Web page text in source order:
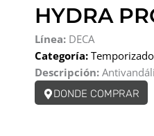
HYDRA
Línea: DECA
Categoría: Temporizado
Descripción:
DONDE COMPRAR